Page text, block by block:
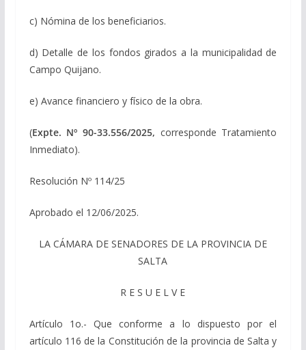
c) Nómina de los beneficiarios.
d) Detalle de los fondos girados a la municipalidad de
Campo Quijano.
e) Avance financiero y físico de la obra.
(Expte. Nº 90-33.556/2025, corresponde Tratamiento
Inmediato).
Resolución Nº 114/25
Aprobado el 12/06/2025.
LA CÁMARA DE SENADORES DE LA PROVINCIA DE
SALTA
R E S U E L V E
Artículo 1o.- Que conforme a lo dispuesto por el
artículo 116 de la Constitución de la provincia de Salta y